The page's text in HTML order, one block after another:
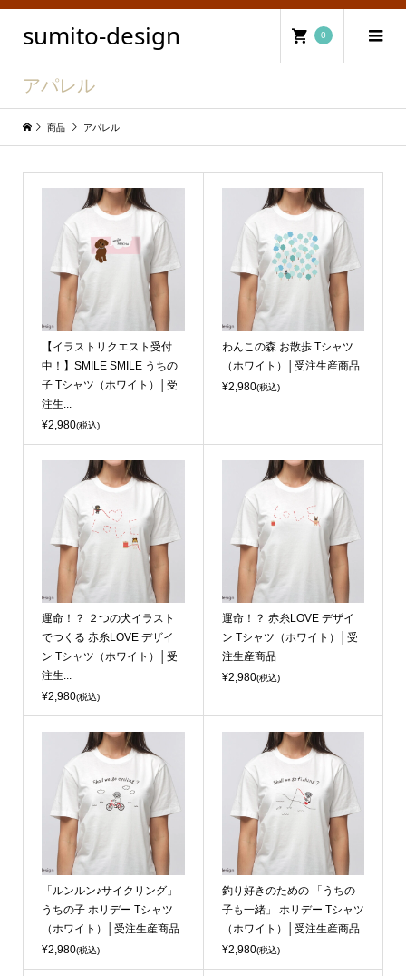
sumito-design 0
アパレル
商品 アパレル
【イラストリクエスト受付
中！】SMILE SMILE うちの
子 Tシャツ（ホワイト）│受
注生...
¥2,980(税込)
わんこの森 お散歩 Tシャツ
（ホワイト）│受注生産商品
¥2,980(税込)
運命！？ ２つの犬イラスト
でつくる 赤糸LOVE デザイ
ン Tシャツ（ホワイト）│受
注生...
¥2,980(税込)
運命！？ 赤糸LOVE デザイ
ン Tシャツ（ホワイト）│受
注生産商品
¥2,980(税込)
「ルンルン♪サイクリング」
うちの子 ホリデー Tシャツ
（ホワイト）│受注生産商品
¥2,980(税込)
釣り好きのための 「うちの
子も一緒」 ホリデー Tシャツ
（ホワイト）│受注生産商品
¥2,980(税込)